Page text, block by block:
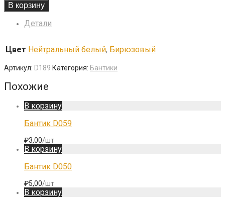
В корзину
Детали
Цвет Нейтральный белый, Бирюзовый
Артикул: D189 Категория: Бантики
Похожие
В корзину
Бантик D059
₽3,00/шт
В корзину
Бантик D050
₽5,00/шт
В корзину